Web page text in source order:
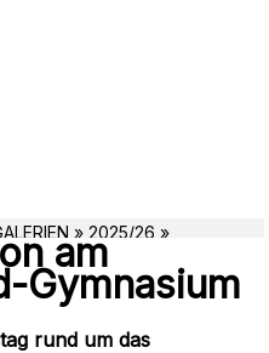
2025/26
am
Gymnasium
rund um das